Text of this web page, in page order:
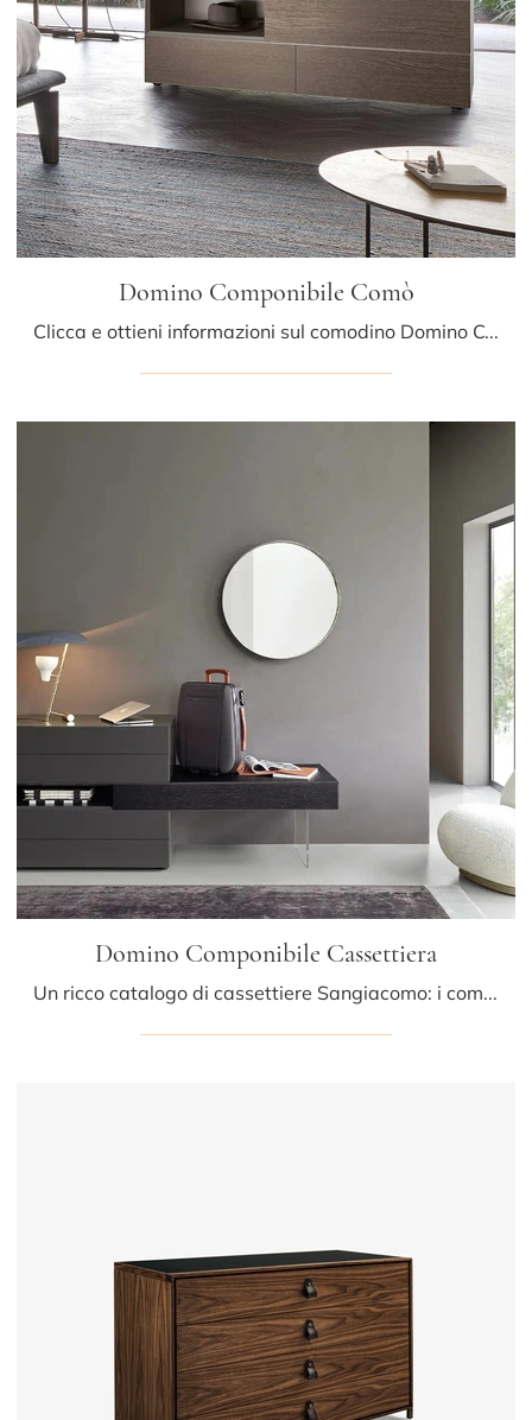
Domino Componibile Comò
Clicca e ottieni informazioni sul comodino Domino Componibile Comò: Comodini e cassettiere di Sangiacomo sono ideali per spazi design.
Domino Componibile Cassettiera
Un ricco catalogo di cassettiere Sangiacomo: i comodini design in laccato opaco, come Domino Componibile Cassettiera, sono tra le soluzioni più belle.